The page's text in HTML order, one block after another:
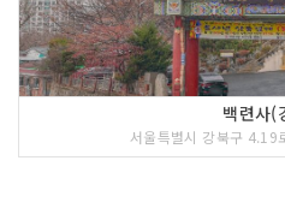
백련사(
서울특별시 강북구